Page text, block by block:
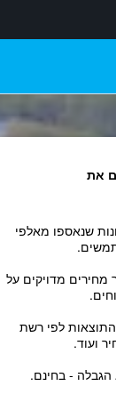
את
שנאספו מאלפי
מחירים מדויקים על
לפי רשת
ועוד.
הגבלה - בחינם.